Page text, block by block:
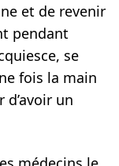
et de revenir
pendant
se
fois la main
d’avoir un